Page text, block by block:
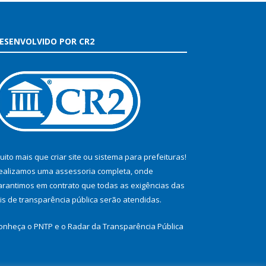
POR CR2
mais que criar site ou sistema para prefeituras!
uma assessoria completa, onde
em contrato que todas as exigências das
de transparência pública serão atendidas.
o PNTP e o Radar da Transparência Pública